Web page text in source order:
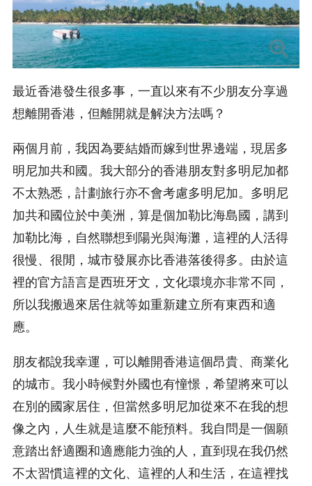
最近香港發生很多事，一直以來有不少朋友分享過
想離開香港，但離開就是解決方法嗎？
兩個月前，我因為要結婚而嫁到世界邊端，現居多
明尼加共和國。我大部分的香港朋友對多明尼加都
不太熟悉，計劃旅行亦不會考慮多明尼加。多明尼
加共和國位於中美洲，算是個加勒比海島國，講到
加勒比海，自然聯想到陽光與海灘，這裡的人活得
很慢、很閒，城市發展亦比香港落後得多。由於這
裡的官方語言是西班牙文，文化環境亦非常不同，
所以我搬過來居住就等如重新建立所有東西和適
應。
朋友都說我幸運，可以離開香港這個昂貴、商業化
的城市。我小時候對外國也有憧憬，希望將來可以
在別的國家居住，但當然多明尼加從來不在我的想
像之內，人生就是這麼不能預料。我自問是一個願
意踏出舒適圈和適應能力強的人，直到現在我仍然
不太習慣這裡的文化、這裡的人和生活，在這裡找